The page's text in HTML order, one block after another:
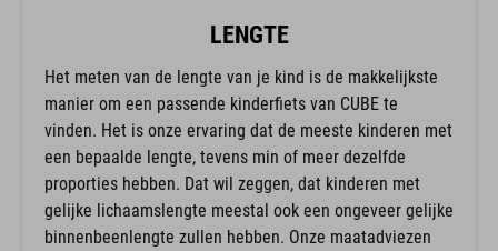
LENGTE
Het meten van de lengte van je kind is de makkelijkste
manier om een passende kinderfiets van CUBE te
vinden. Het is onze ervaring dat de meeste kinderen met
een bepaalde lengte, tevens min of meer dezelfde
proporties hebben. Dat wil zeggen, dat kinderen met
gelijke lichaamslengte meestal ook een ongeveer gelijke
binnenbeenlengte zullen hebben. Onze maatadviezen